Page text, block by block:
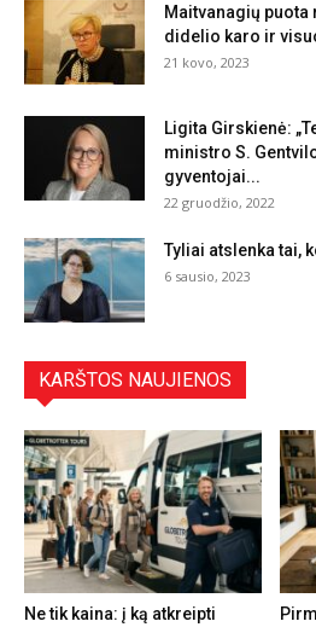
Maitvanagių
didelio karo ir
21 kovo, 2023
Ligita Girskienė:
ministro S.
gyventojai...
22 gruodžio, 2022
Tyliai atslenka tai,
6 sausio, 2023
KARŠTOS NAUJIENOS
Ne tik kaina: į ką atkreipti